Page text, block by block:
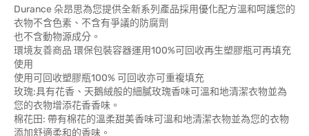
Durance 朵昂思為您提供全新系列產品採用優化配方溫和呵護您的
衣物不含色素、不含有爭議的防腐劑
也不含動物源成分。
環境友善商品 環保包裝容器運用100%可回收再生塑膠瓶可再填充
使用
使用可回收塑膠瓶100% 可回收亦可重複填充
玫瑰:具有花香、天鵝絨般的細膩玫瑰香味可溫和地清潔衣物並為
您的衣物增添花香香味。
棉花田: 帶有棉花的溫柔甜美香味可溫和地清潔衣物並為您的衣物
添加舒適柔和的香味。